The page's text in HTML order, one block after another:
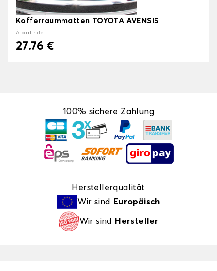
Kofferraummatten TOYOTA AVENSIS
À partir de
27.76 €
100% sichere Zahlung
Herstellerqualität
Wir sind
Europäisch
Wir sind Hersteller